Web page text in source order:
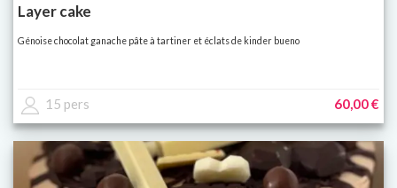
Layer cake
Génoise chocolat ganache pâte à tartiner et éclats de kinder bueno
15 pers 60,00 €